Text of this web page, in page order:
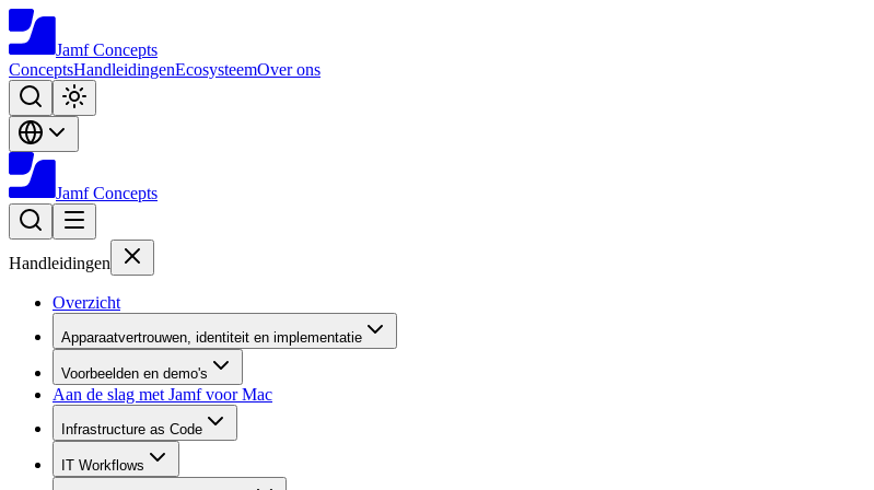
Jamf Concepts
ConceptsHandleidingenEcosysteemOver ons
Jamf Concepts
Handleidingen
Overzicht
Apparaatvertrouwen, identiteit en implementatie
Voorbeelden en demo's
Aan de slag met Jamf voor Mac
Infrastructure as Code
IT Workflows